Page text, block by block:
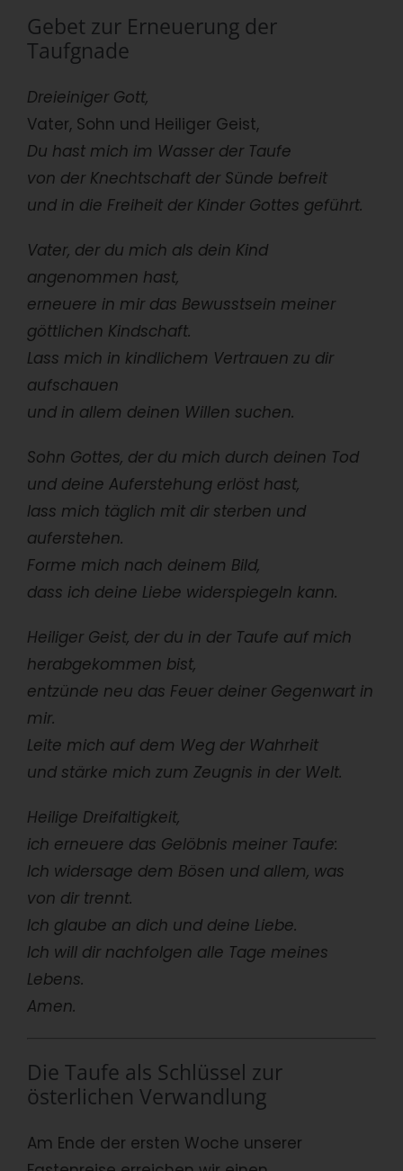
Gebet zur Erneuerung der
Taufgnade
Dreieiniger Gott,
Vater, Sohn und Heiliger Geist,
Du hast mich im Wasser der Taufe
von der Knechtschaft der Sünde befreit
und in die Freiheit der Kinder Gottes geführt.
Vater, der du mich als dein Kind
angenommen hast,
erneuere in mir das Bewusstsein meiner
göttlichen Kindschaft.
Lass mich in kindlichem Vertrauen zu dir
aufschauen
und in allem deinen Willen suchen.
Sohn Gottes, der du mich durch deinen Tod
und deine Auferstehung erlöst hast,
lass mich täglich mit dir sterben und
auferstehen.
Forme mich nach deinem Bild,
dass ich deine Liebe widerspiegeln kann.
Heiliger Geist, der du in der Taufe auf mich
herabgekommen bist,
entzünde neu das Feuer deiner Gegenwart in
mir.
Leite mich auf dem Weg der Wahrheit
und stärke mich zum Zeugnis in der Welt.
Heilige Dreifaltigkeit,
ich erneuere das Gelöbnis meiner Taufe:
Ich widersage dem Bösen und allem, was
von dir trennt.
Ich glaube an dich und deine Liebe.
Ich will dir nachfolgen alle Tage meines
Lebens.
Amen.
Die Taufe als Schlüssel zur
österlichen Verwandlung
Am Ende der ersten Woche unserer